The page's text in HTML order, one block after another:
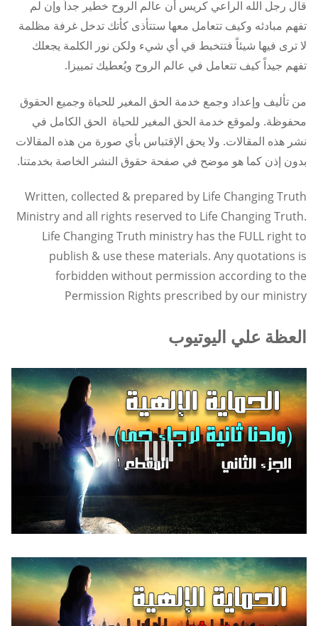
قال رجل الله الراعي كريس أن عالم الروح خطير جداً وإن لم
تفهم مبادئه وكيف تتعامل معها ستتأذى كأتك تدخل غرفة مظلمة
لا ترى فيها شيئاً فتتخبط في أي شيء ولكن نور الكلمة يجعلك
تفهم جيداً كيف تتعامل في عالم الروح ويُعطيك تمييزا.
من تأليف وإعداد وجمع خدمة الحق المغير للحياة وجميع الحقوق
محفوظة. ولموقع خدمة الحق المغير للحياة الحق الكامل في
نشر هذه المقالات. ولا يحق الإقتباس بأي صورة من هذه المقالات
بدون إذن كما هو موضح في صفحة حقوق النشر الخاصة بخدمتنا.
Written, collected & prepared by Life Changing Truth
Ministry and all rights reserved to Life Changing Truth.
Life Changing Truth ministry has the FULL right to
publish & use these materials. Any quotations is
forbidden without permission according to the
Permission Rights prescribed by our ministry
العظة علي اليوتيوب